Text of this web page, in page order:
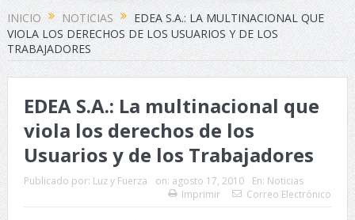
INICIO NOTICIAS
EDEA S.A.: LA MULTINACIONAL QUE
VIOLA LOS DERECHOS DE LOS USUARIOS Y DE LOS
TRABAJADORES
EDEA S.A.: La multinacional que
viola los derechos de los
Usuarios y de los Trabajadores
Publicado por: Luz y Fuerza on: agosto 17, 2010 En: Noticias
Imprimir
Correo Electrónico